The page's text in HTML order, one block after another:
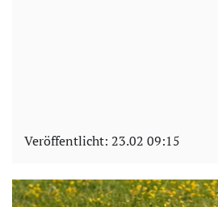
Veröffentlicht: 23.02 09:15